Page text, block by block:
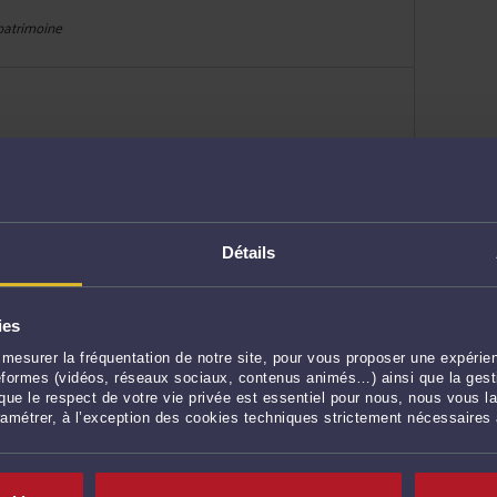
Détails
la fréquentation de notre site, pour vous proposer une
(vidéos, réseaux sociaux, contenus animés…) ainsi que la
le respect de votre vie privée est essentiel pour nous, nous vous
à l’exception des cookies techniques strictement
leur patrimoine